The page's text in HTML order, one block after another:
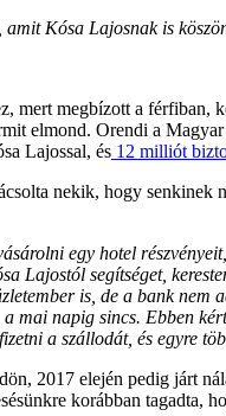
Kósa Lajosnak is
mert megbízott a férfiban,
elmond. Orendi a
Lajossal, és 12 milliót
nekik, hogy
egy hotel
Lajostól segítséget,
is, de a bank
mai napig sincs. Ebben
a szállodát, és egyre
2017 elején pedig járt
korábban tagadta,